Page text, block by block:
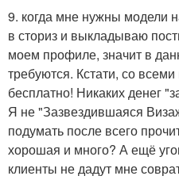
9. когда мне нужны модели
в сториз и выкладываю
моем профиле, значит в
требуются. Кстати, со
бесплатно! Никаких денег
Я не "Зазвездившаяся
подумать после всего
хорошая и много? А ещё
клиенты не дадут мне